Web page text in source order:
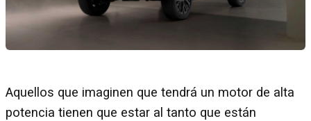
Aquellos que imaginen que tendrá un motor de alta
potencia tienen que estar al tanto que están